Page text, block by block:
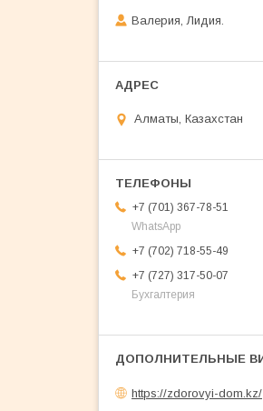
Валерия, Лидия.
Алматы, Казахстан
+7 (701) 367-78-51
WhatsApp
+7 (702) 718-55-49
+7 (727) 317-50-07
Бухгалтерия
https://zdorovyi-dom.kz/